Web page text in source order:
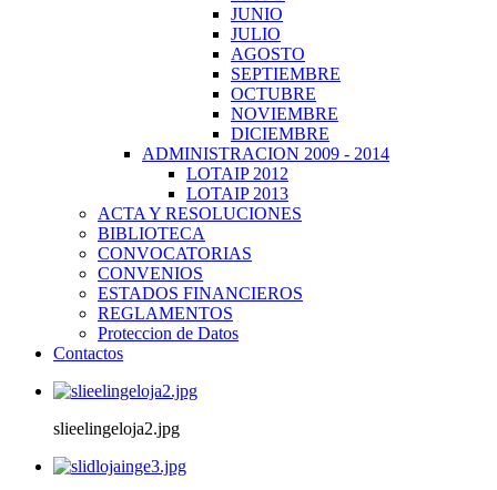
JUNIO
JULIO
AGOSTO
SEPTIEMBRE
OCTUBRE
NOVIEMBRE
DICIEMBRE
ADMINISTRACION 2009 - 2014
LOTAIP 2012
LOTAIP 2013
ACTA Y RESOLUCIONES
BIBLIOTECA
CONVOCATORIAS
CONVENIOS
ESTADOS FINANCIEROS
REGLAMENTOS
Proteccion de Datos
Contactos
slieelingeloja2.jpg